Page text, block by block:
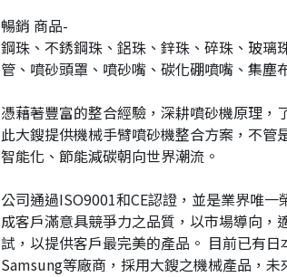
暢銷 商品-
鋼珠、不銹鋼珠、鋁珠、鋅珠、碎珠、玻
管、噴砂頭罩、噴砂嘴、碳化硼噴嘴、集塵
憑藉著豐富的整合經驗，深耕噴砂機原理
此大鎪提供機械手臂噴砂機整合方案，不管
智能化、節能減碳朝向世界潮流。
公司通過ISO9001和CE認證，並是業界唯
成客戶滿意具競爭力之品質，以市場導向
試，以提供客戶最完美的產品。 目前已有日
Samsung等廠商，採用大鎪之機械產品，